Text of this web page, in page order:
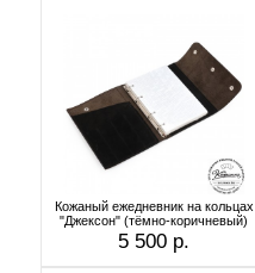
Кожаный ежедневник на кольцах
"Джексон" (тёмно-коричневый)
5 500 р.